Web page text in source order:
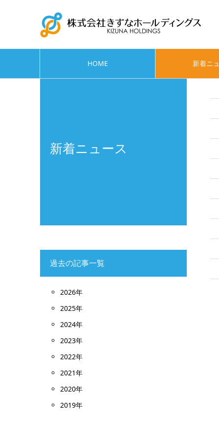
HOME 新着ニ
新着ニュース
過去の記事一覧
2026年
2025年
2024年
2023年
2022年
2021年
2020年
2019年